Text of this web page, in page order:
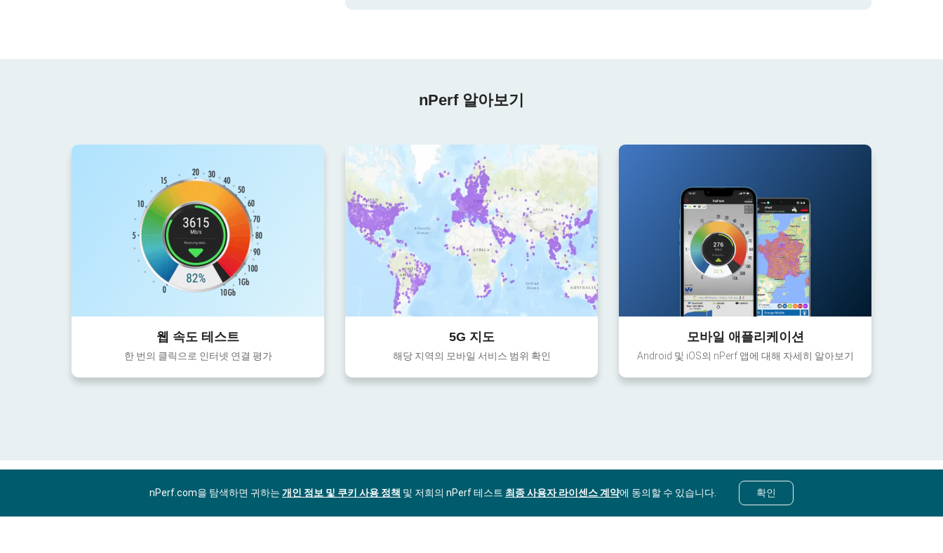
nPerf 알아보기
웹 속도 테스트
한 번의 클릭으로 인터넷 연결 평가
5G 지도
해당 지역의 모바일 서비스 범위 확인
모바일 애플리케이션
Android 및 iOS의 nPerf 앱에 대해 자세히 알아보기
nPerf.com을 탐색하면 귀하는 개인 정보 및 쿠키 사용 정책 및 저희의 nPerf 테스트 최종 사용자 라이센스 계약에 동의할 수 있습니다. 확인